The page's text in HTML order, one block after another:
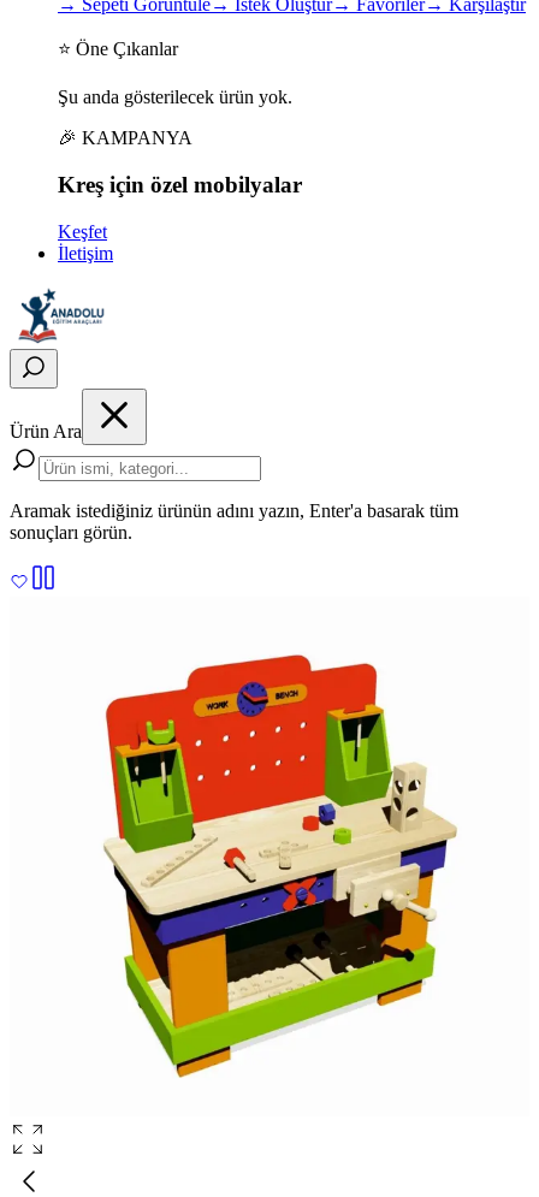
→ Sepeti Görüntüle→ İstek Oluştur→ Favoriler→ Karşılaştır
⭐ Öne Çıkanlar
Şu anda gösterilecek ürün yok.
🎉 KAMPANYA
Kreş için özel mobilyalar
Keşfet
İletişim
Ürün Ara
Aramak istediğiniz ürünün adını yazın, Enter'a basarak tüm
sonuçları görün.